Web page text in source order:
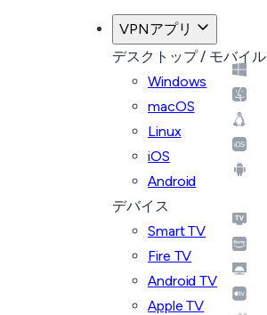
VPNアプリ
デスクトップ / モバイル
Windows
macOS
Linux
iOS
Android
デバイス
Smart TV
Fire TV
Android TV
Apple TV